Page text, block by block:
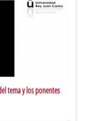
Multitarea: impacto
tema y los ponentes